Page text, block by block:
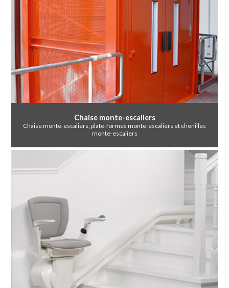
Chaise monte-escaliers
Chaise monte-escaliers, plate-formes monte-escaliers et chenilles
monte-escaliers